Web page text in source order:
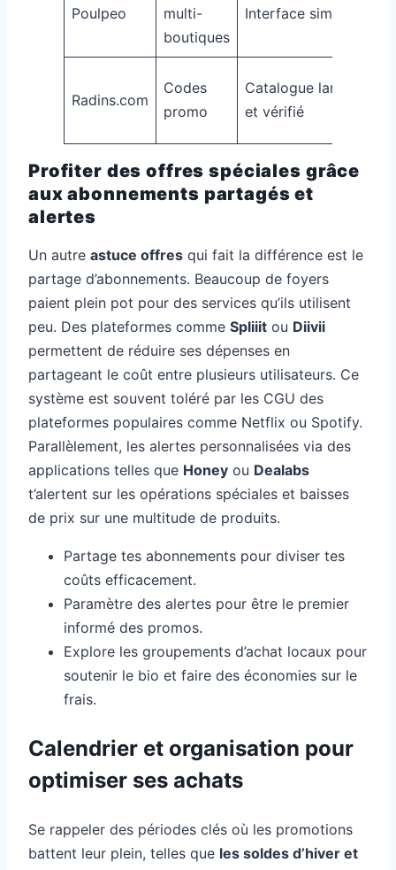
Poulpeo
multi-
boutiques
Interface simple
Radins.com
Codes
promo
Catalogue large
et vérifié
Profiter des offres spéciales grâce
aux abonnements partagés et
alertes
Un autre astuce offres qui fait la différence est le
partage d’abonnements. Beaucoup de foyers
paient plein pot pour des services qu’ils utilisent
peu. Des plateformes comme Spliiit ou Diivii
permettent de réduire ses dépenses en
partageant le coût entre plusieurs utilisateurs. Ce
système est souvent toléré par les CGU des
plateformes populaires comme Netflix ou Spotify.
Parallèlement, les alertes personnalisées via des
applications telles que Honey ou Dealabs
t’alertent sur les opérations spéciales et baisses
de prix sur une multitude de produits.
Partage tes abonnements pour diviser tes
coûts efficacement.
Paramètre des alertes pour être le premier
informé des promos.
Explore les groupements d’achat locaux pour
soutenir le bio et faire des économies sur le
frais.
Calendrier et organisation pour
optimiser ses achats
Se rappeler des périodes clés où les promotions
battent leur plein, telles que les soldes d’hiver et